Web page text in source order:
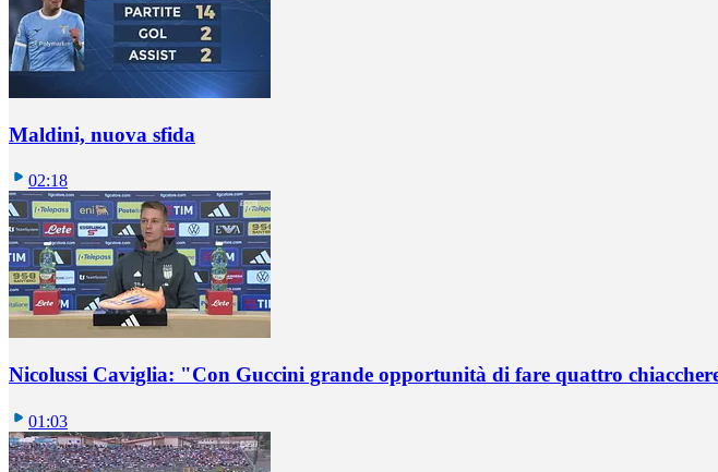
Maldini, nuova sfida
02:18
Nicolussi Caviglia: "Con Guccini grande opportunità di fare quattro
01:03